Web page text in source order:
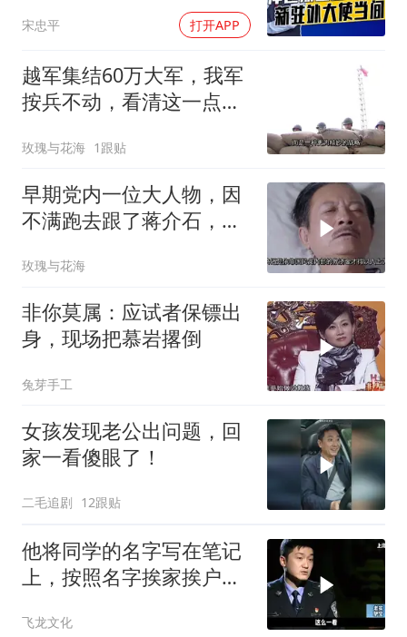
宋忠平 打开APP
越军集结60万大军，我军
按兵不动，看清这一点便
玫瑰与花海 1跟贴
早期党内一位大人物，因
不满跑去跟了蒋介石，不
玫瑰与花海
非你莫属：应试者保镖出
身，现场把慕岩撂倒
兔芽手工
女孩发现老公出问题，回
家一看傻眼了！
二毛追剧 12跟贴
他将同学的名字写在笔记
上，按照名字挨家挨户去
飞龙文化